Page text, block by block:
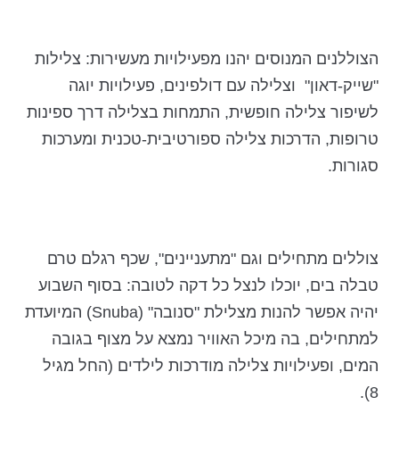
הצוללנים המנוסים יהנו מפעילויות מעשירות: צלילות
"שייק-דאון" וצלילה עם דולפינים, פעילויות יוגה
לשיפור צלילה חופשית, התמחות בצלילה דרך ספינות
טרופות, הדרכות צלילה ספורטיבית-טכנית ומערכות
סגורות.
צוללים מתחילים וגם "מתעניינים", שכף רגלם טרם
טבלה בים, יוכלו לנצל כל דקה לטובה: בסוף השבוע
יהיה אפשר להנות מצלילת "סנובה" (Snuba) המיועדת
למתחילים, בה מיכל האוויר נמצא על מצוף בגובה
המים, ופעילויות צלילה מודרכות לילדים (החל מגיל
8).